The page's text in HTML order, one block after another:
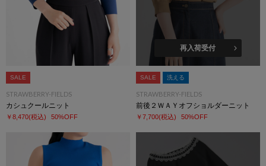
SALE
STRAWBERRY-FIELDS
カシュクールニット
￥8,470(税込) 50%OFF
再入荷受付
SALE 洗える
STRAWBERRY-FIELDS
前後２ＷＡＹオフショルダーニット
￥7,700(税込) 50%OFF